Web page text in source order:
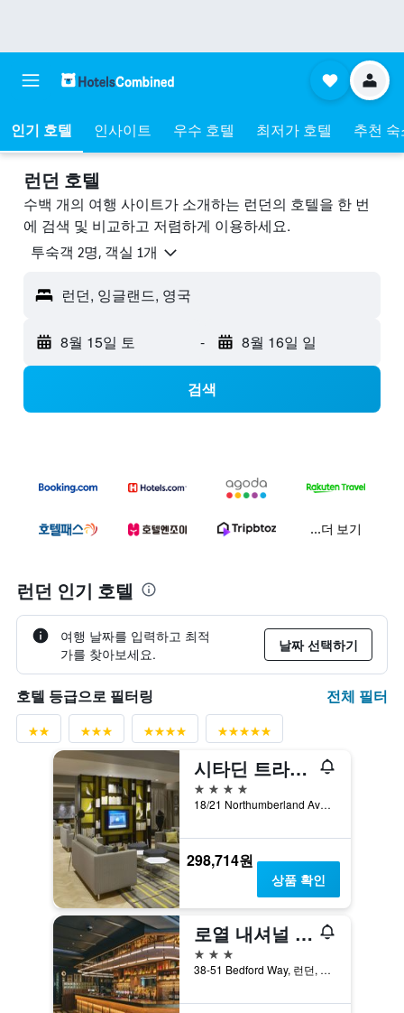
인기 호텔 인사이트 우수 호텔 최저가 호텔 추천
런던 호텔
수백 개의 여행 사이트가 소개하는 런던​의 호텔을 한 번
에 검색 및 비교하고 저렴하게 이용하세요.
​투숙객 2​명, ​객실 1개
런던, 잉글랜드, 영국
8월 15일 토 - 8월 16일 일
검색
...더 보기
런던 인기 호텔
여행 날짜를 입력하고 최적
가를 찾아보세요.
날짜 선택하기
호텔 등급으로 필터링 전체 필터
시타딘 트라팔가 스퀘어 런던
4성급
18/21 Northumberland Avenue, 런던, 영국
298,714원
상품 확인
로열 내셔널 호텔
3성급
38-51 Bedford Way, 런던, 영국